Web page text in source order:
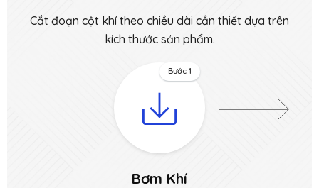
Cắt đoạn cột khí theo chiều dài cần thiết dựa trên
kích thước sản phẩm.
Bơm Khí
Bước 1